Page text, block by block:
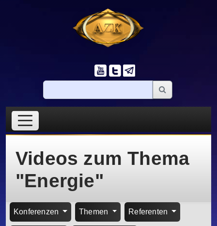
Videos zum Thema
"Energie"
Konferenzen Themen Referenten